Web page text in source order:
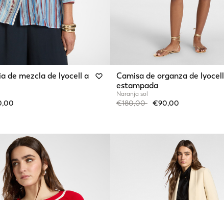
de mezcla de lyocell a
Camisa de organza de lyocell
estampada
Naranja sol
Price reduced from
€180,00to€90,00